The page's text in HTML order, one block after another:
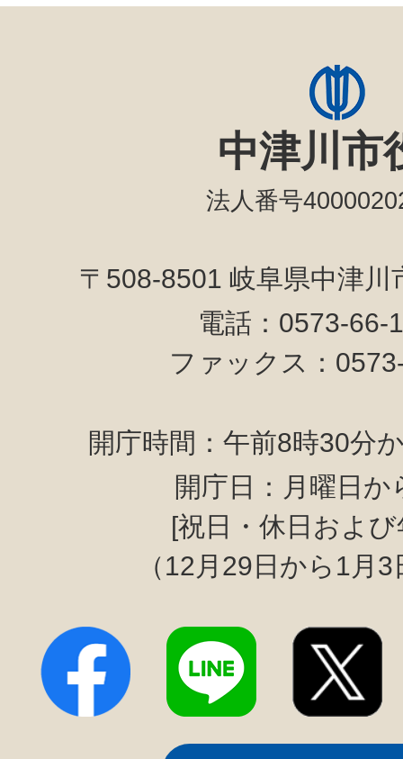
中津川市
法人番号
〒508-8501 岐阜県中津
電話：0573-
ファックス：
開庁時間：午前8時30分
開庁日：月曜日か
[祝日・休日およ
（12月29日から1月